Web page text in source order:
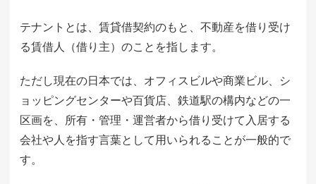
テナントとは、賃貸借契約のもと、不動産を借り受け
る賃借人（借り主）のことを指します。
ただし現在の日本では、オフィスビルや商業ビル、シ
ョッピングセンターや百貨店、鉄道駅の構内などの一
区画を、所有・管理・運営者から借り受けて入居する
会社や人を指す言葉として用いられることが一般的で
す。